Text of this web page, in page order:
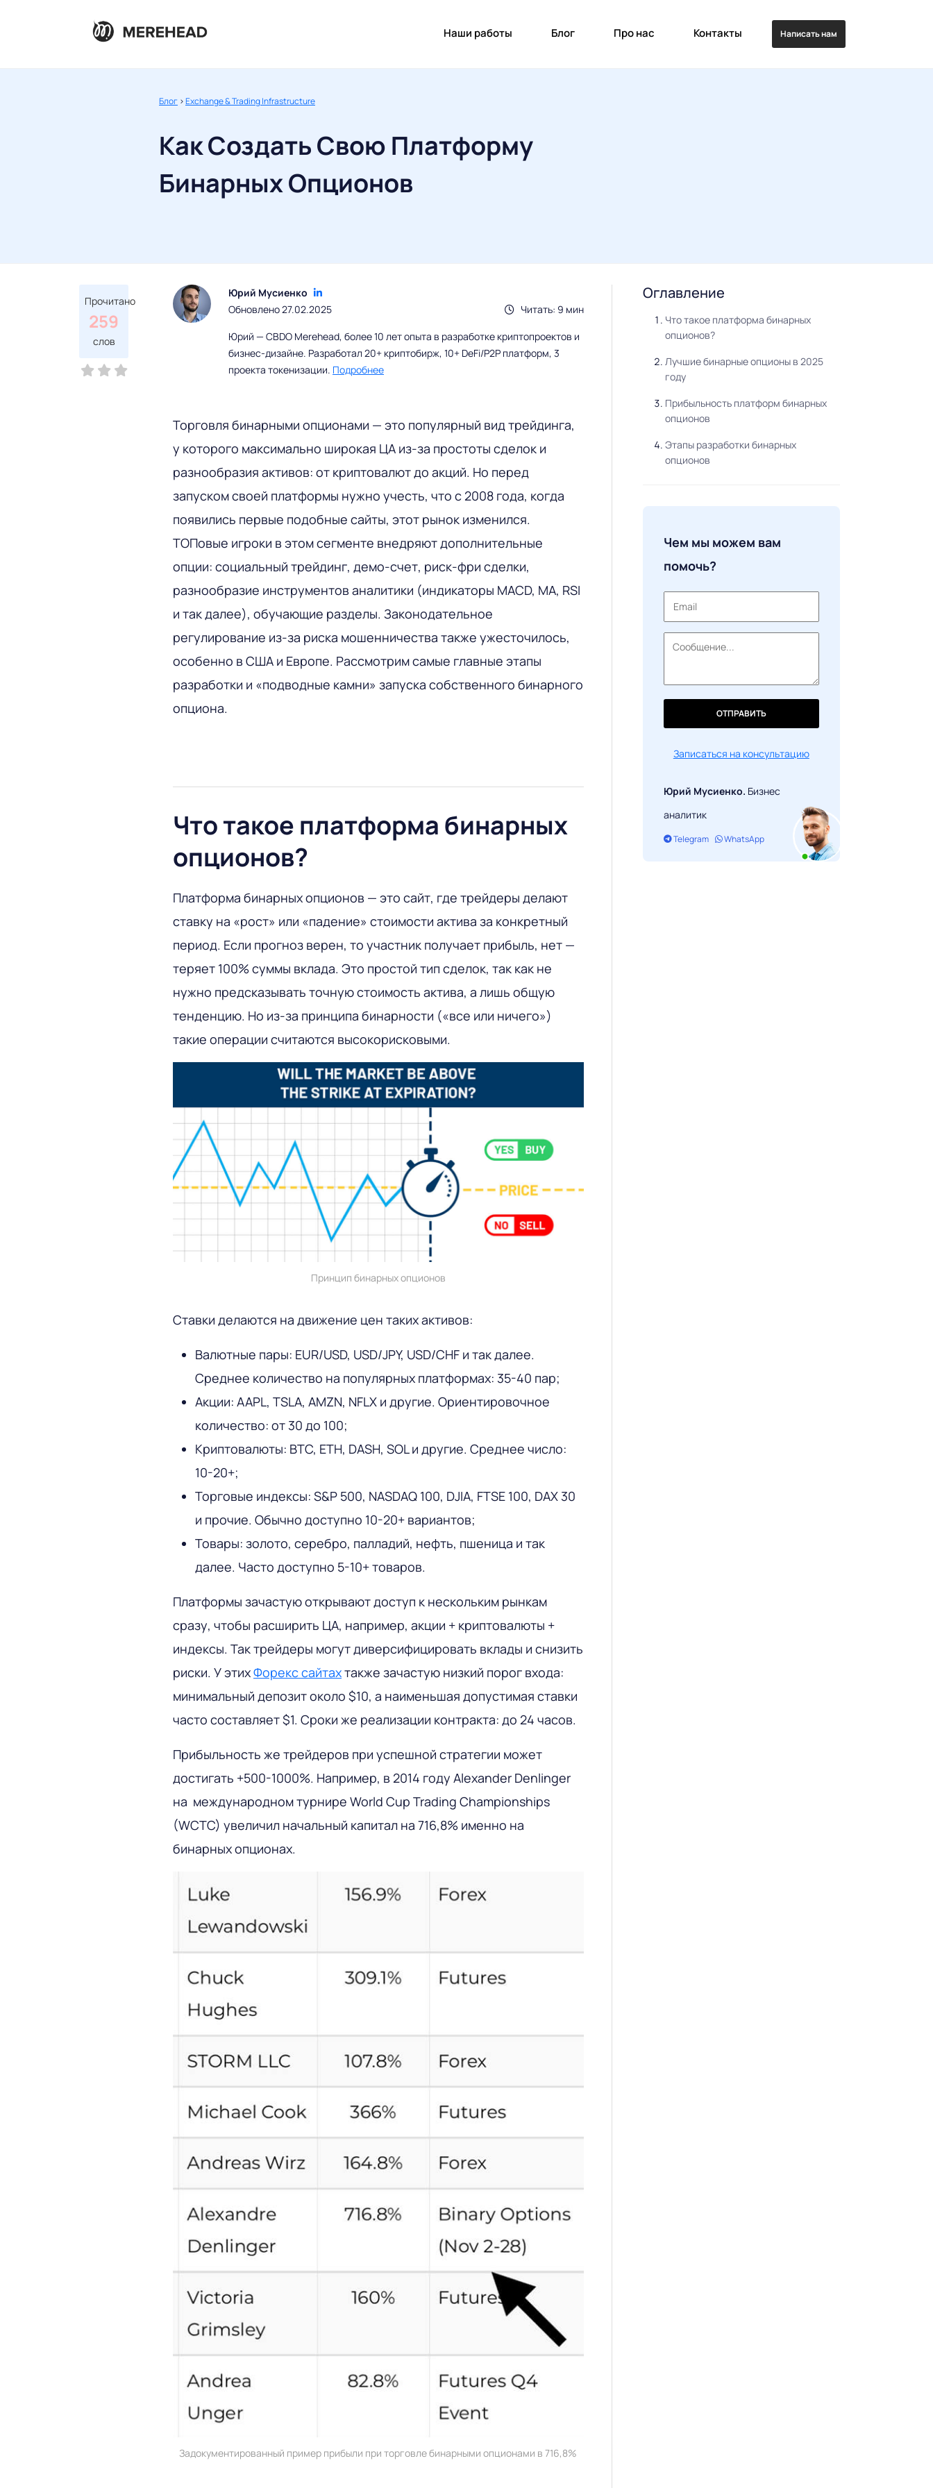
Наши работы Блог Про нас Контакты Написать нам
Блог >Exchange & Trading Infrastructure
Как Создать Свою Платформу
Бинарных Опционов
Прочитано
259
слов
Юрий Мусиенко
Читать: 9 мин
Обновлено 27.02.2025
Юрий — CBDO Merehead, более 10 лет опыта в разработке криптопроектов и
бизнес-дизайне. Разработал 20+ криптобирж, 10+ DeFi/P2P платформ, 3
проекта токенизации. Подробнее
Торговля бинарными опционами — это популярный вид трейдинга,
у которого максимально широкая ЦА из-за простоты сделок и
разнообразия активов: от криптовалют до акций. Но перед
запуском своей платформы нужно учесть, что с 2008 года, когда
появились первые подобные сайты, этот рынок изменился.
ТОПовые игроки в этом сегменте внедряют дополнительные
опции: социальный трейдинг, демо-счет, риск-фри сделки,
разнообразие инструментов аналитики (индикаторы MACD, MA, RSI
и так далее), обучающие разделы. Законодательное
регулирование из-за риска мошенничества также ужесточилось,
особенно в США и Европе. Рассмотрим самые главные этапы
разработки и «подводные камни» запуска собственного бинарного
опциона.
Что такое платформа бинарных
опционов?
Платформа бинарных опционов — это сайт, где трейдеры делают
ставку на «рост» или «падение» стоимости актива за конкретный
период. Если прогноз верен, то участник получает прибыль, нет —
теряет 100% суммы вклада. Это простой тип сделок, так как не
нужно предсказывать точную стоимость актива, а лишь общую
тенденцию. Но из-за принципа бинарности («все или ничего»)
такие операции считаются высокорисковыми.
Принцип бинарных опционов
Ставки делаются на движение цен таких активов:
Валютные пары: EUR/USD, USD/JPY, USD/CHF и так далее.
Среднее количество на популярных платформах: 35-40 пар;
Акции: AAPL, TSLA, AMZN, NFLX и другие. Ориентировочное
количество: от 30 до 100;
Криптовалюты: BTC, ETH, DASH, SOL и другие. Среднее число:
10-20+;
Торговые индексы: S&P 500, NASDAQ 100, DJIA, FTSE 100, DAX 30
и прочие. Обычно доступно 10-20+ вариантов;
Товары: золото, серебро, палладий, нефть, пшеница и так
далее. Часто доступно 5-10+ товаров.
Платформы зачастую открывают доступ к нескольким рынкам
сразу, чтобы расширить ЦА, например, акции + криптовалюты +
индексы. Так трейдеры могут диверсифицировать вклады и снизить
риски. У этихФорекс сайтахтакже зачастую низкий порог входа:
минимальный депозит около $10, а наименьшая допустимая ставки
часто составляет $1. Сроки же реализации контракта: до 24 часов.
Прибыльность же трейдеров при успешной стратегии может
достигать +500-1000%. Например, в 2014 году Alexander Denlinger
на международном турнире World Cup Trading Championships
(WCTC) увеличил начальный капитал на 716,8% именно на
бинарных опционах.
Задокументированный пример прибыли при торговле бинарными опционами в 716,8%
Оглавление
Что такое платформа бинарных
опционов?
Лучшие бинарные опционы в 2025
году
Прибыльность платформ бинарных
опционов
Этапы разработки бинарных
опционов
Чем мы можем вам
помочь?
ОТПРАВИТЬ
Записаться на консультацию
Юрий Мусиенко. Бизнес
аналитик
Telegram WhatsApp